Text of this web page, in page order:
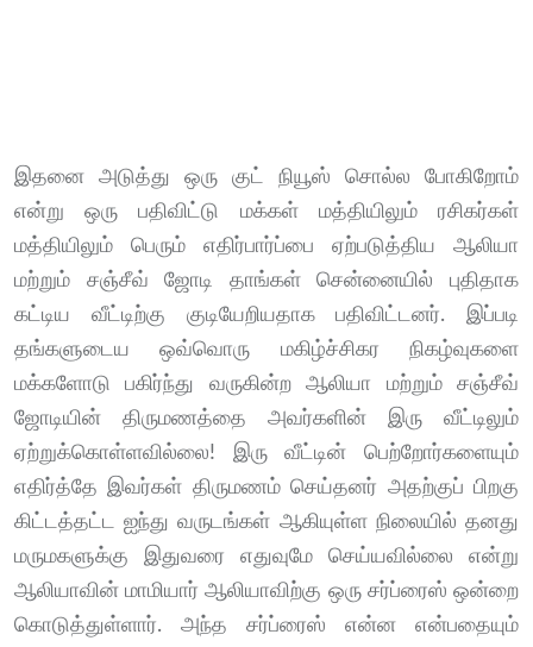
இதனை அடுத்து ஒரு குட் நியூஸ் சொல்ல போகிறோம்
என்று ஒரு பதிவிட்டு மக்கள் மத்தியிலும் ரசிகர்கள்
மத்தியிலும் பெரும் எதிர்பார்ப்பை ஏற்படுத்திய ஆலியா
மற்றும் சஞ்சீவ் ஜோடி தாங்கள் சென்னையில் புதிதாக
கட்டிய வீட்டிற்கு குடியேறியதாக பதிவிட்டனர். இப்படி
தங்களுடைய ஒவ்வொரு மகிழ்ச்சிகர நிகழ்வுகளை
மக்களோடு பகிர்ந்து வருகின்ற ஆலியா மற்றும் சஞ்சீவ்
ஜோடியின் திருமணத்தை அவர்களின் இரு வீட்டிலும்
ஏற்றுக்கொள்ளவில்லை! இரு வீட்டின் பெற்றோர்களையும்
எதிர்த்தே இவர்கள் திருமணம் செய்தனர் அதற்குப் பிறகு
கிட்டத்தட்ட ஐந்து வருடங்கள் ஆகியுள்ள நிலையில் தனது
மருமகளுக்கு இதுவரை எதுவுமே செய்யவில்லை என்று
ஆலியாவின் மாமியார் ஆலியாவிற்கு ஒரு சர்ப்ரைஸ் ஒன்றை
கொடுத்துள்ளார். அந்த சர்ப்ரைஸ் என்ன என்பதையும்